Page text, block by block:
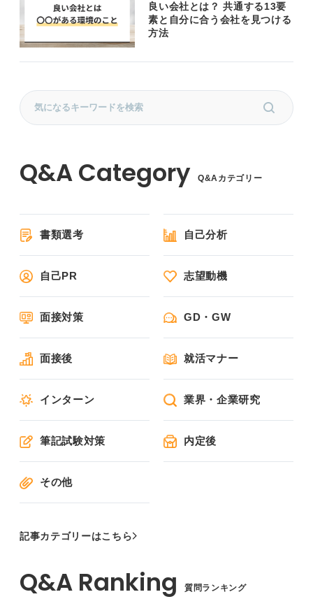
良い会社とは？ 共通する13要
素と自分に合う会社を見つける
方法
Q&Aカテゴリー
書類選考 自己分析
自己PR 志望動機
面接対策 GD・GW
面接後 就活マナー
インターン 業界・企業研究
筆記試験対策 内定後
その他
記事カテゴリーはこちら
質問ランキング